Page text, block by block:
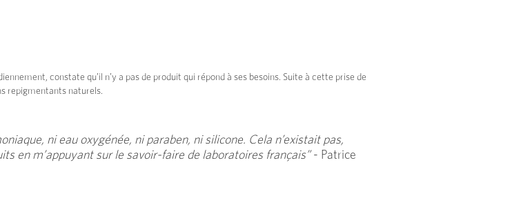
constate qu’il n’y a pas de produit qui répond à ses besoins. Suite à cette prise de
repigmentants naturels.
ni eau oxygénée, ni paraben, ni silicone. Cela n’existait pas,
en m’appuyant sur le savoir-faire de laboratoires français”- Patrice